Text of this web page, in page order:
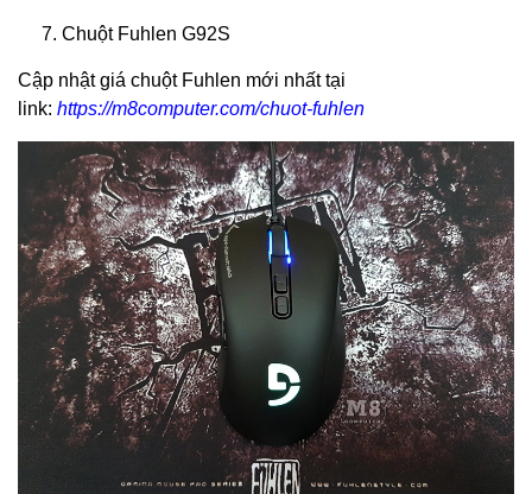
7. Chuột Fuhlen G92S
Cập nhật giá chuột Fuhlen mới nhất tại
link: https://m8computer.com/chuot-fuhlen